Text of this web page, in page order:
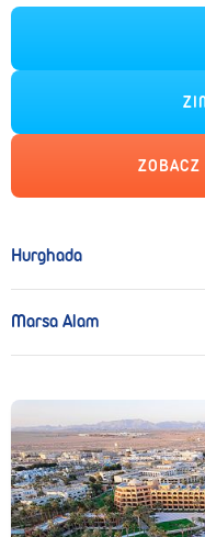
ZOBACZ
Hurghada
Marsa Alam